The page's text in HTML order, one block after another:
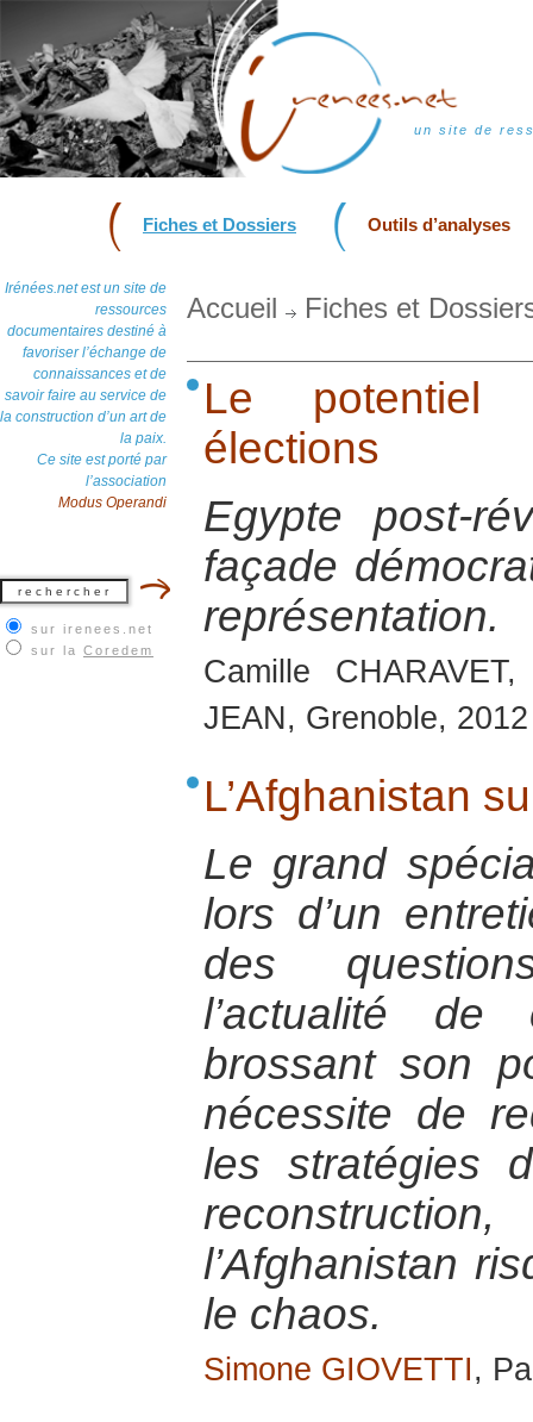
un site de
Fiches et Dossiers Outils d’analyses
Irénées.net est un site de
ressources
documentaires destiné à
favoriser l’échange de
connaissances et de
savoir faire au service de
la construction d’un art de
la paix.
Ce site est porté par
l’association
Modus Operandi
sur irenees.net
sur la Coredem
Accueil Fiches et
Le potentiel
élections
Egypte post-
façade
représentation.
Camille
JEAN, Grenoble, 2012
L’Afghanistan
Le grand
lors d’un
des
l’actualité
brossant son
nécessite de
les stratégies
l’Afghanistan
le chaos.
Simone GIOVETTI,